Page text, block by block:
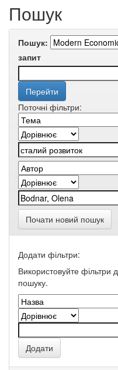
Пошук
Пошук:
запит
Поточні фільтри:
Почати новий пошук
Додати фільтри:
Використовуйте фільтри
пошуку.